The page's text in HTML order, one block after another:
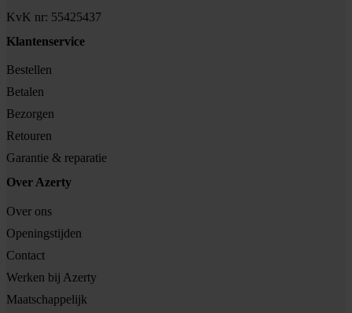
KvK nr: 55425437
Klantenservice
Bestellen
Betalen
Bezorgen
Retouren
Garantie & reparatie
Over Azerty
Over ons
Openingstijden
Contact
Werken bij Azerty
Maatschappelijk